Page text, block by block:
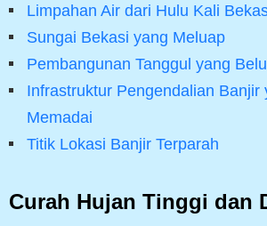
Limpahan Air dari Hulu Kali
Sungai Bekasi yang Meluap
Pembangunan Tanggul yang
Infrastruktur Pengendalian Banjir
Memadai
Titik Lokasi Banjir Terparah
Curah Hujan Tinggi dan